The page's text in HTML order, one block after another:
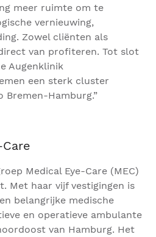
meer ruimte om te
vernieuwing,
Zowel cliënten als
van profiteren. Tot slot
Augenklinik
een sterk cluster
Bremen-Hamburg.”
Medical Eye-Care (MEC)
Met haar vijf vestigingen is
belangrijke medische
en operatieve ambulante
van Hamburg. Het